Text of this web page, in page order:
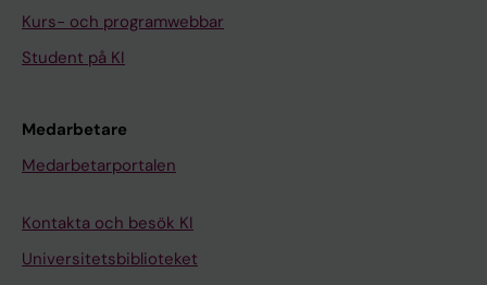
Kurs- och programwebbar
Student på KI
Medarbetare
Medarbetarportalen
Kontakta och besök KI
Universitetsbiblioteket